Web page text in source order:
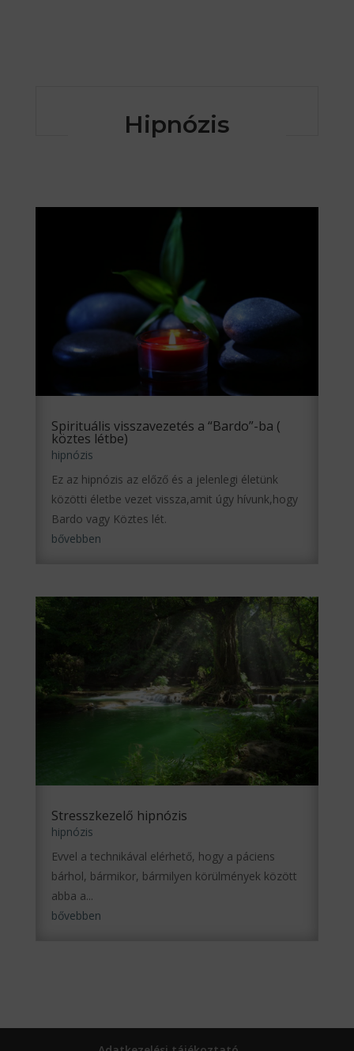
Hipnózis
Spirituális visszavezetés a “Bardo”-ba (
köztes létbe)
hipnózis
Ez az hipnózis az előző és a jelenlegi életünk
közötti életbe vezet vissza,amit úgy hívunk,hogy
Bardo vagy Köztes lét.
bővebben
Stresszkezelő hipnózis
hipnózis
Evvel a technikával elérhető, hogy a páciens
bárhol, bármikor, bármilyen körülmények között
abba a...
bővebben